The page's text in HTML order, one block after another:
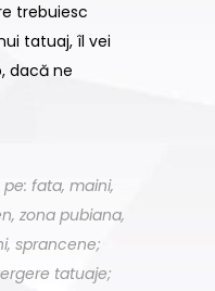
trebuiesc
tatuaj, îl vei
dacă ne
fata, maini,
zona pubiana,
sprancene;
tatuaje;